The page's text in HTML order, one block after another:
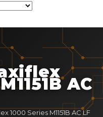
AC
1000 Series M1151B AC LF